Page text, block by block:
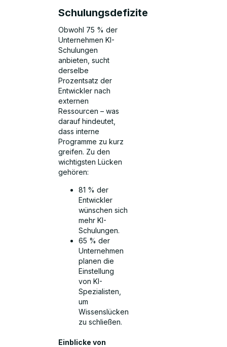
Schulungsdefizite
Obwohl 75 % der
Unternehmen KI-
Schulungen
anbieten, sucht
derselbe
Prozentsatz der
Entwickler nach
externen
Ressourcen – was
darauf hindeutet,
dass interne
Programme zu kurz
greifen. Zu den
wichtigsten Lücken
gehören:
81 % der
Entwickler
wünschen sich
mehr KI-
Schulungen.
65 % der
Unternehmen
planen die
Einstellung
von KI-
Spezialisten,
um
Wissenslücken
zu schließen.
Einblicke von